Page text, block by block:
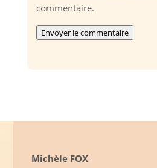
commentaire.
Envoyer le commentaire
Michèle FOX